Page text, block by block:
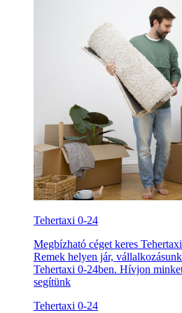
Tehertaxi 0-24
Megbízható céget keres
Remek helyen jár,
Tehertaxi 0-24ben. Hívjon
segítünk
Tehertaxi 0-24